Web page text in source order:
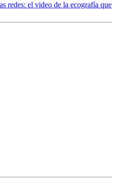
redes: el video de la ecografía que